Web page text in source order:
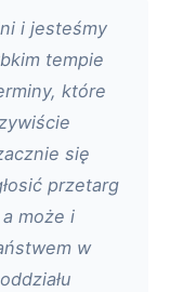
i jesteśmy
tempie
które
się
przetarg
może i
w